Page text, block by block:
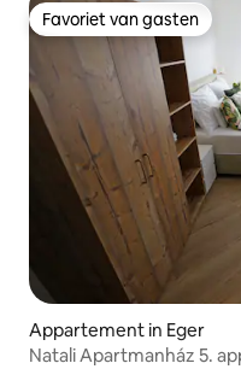
Favoriet van gasten
Favoriet van gasten
Appartement in Eger
Natali Apartmanház 5.